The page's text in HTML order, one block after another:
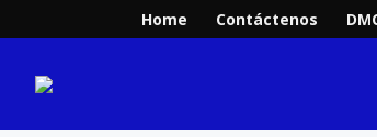
Home Contáctenos